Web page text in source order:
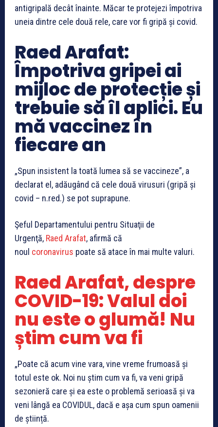
antigripală decât înainte. Măcar te protejezi împotriva
uneia dintre cele două rele, care vor fi gripă și covid.
Raed Arafat:
Împotriva gripei ai
mijloc de protecție și
trebuie să îl aplici. Eu
mă vaccinez în
fiecare an
„Spun insistent la toată lumea să se vaccineze”, a
declarat el, adăugând că cele două virusuri (gripă și
covid – n.red.) se pot suprapune.
Şeful Departamentului pentru Situaţii de
Urgenţă, Raed Arafat, afirmă că
noul coronavirus poate să atace în mai multe valuri.
Raed Arafat, despre
COVID-19: Valul doi
nu este o glumă! Nu
știm cum va fi
„Poate că acum vine vara, vine vreme frumoasă și
totul este ok. Noi nu știm cum va fi, va veni gripă
sezonieră care și ea este o problemă serioasă și va
veni lângă ea COVIDUL, dacă e așa cum spun oamenii
de știință.